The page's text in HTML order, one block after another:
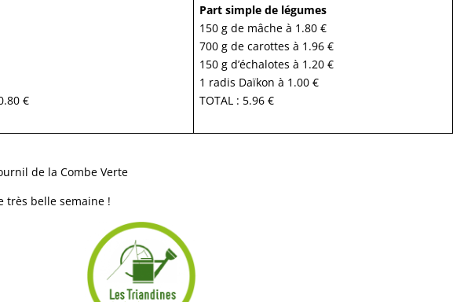
€
Part simple de légumes
150 g de mâche à 1.80 €
700 g de carottes à 1.96 €
150 g d’échalotes à 1.20 €
1 radis Daïkon à 1.00 €
TOTAL : 5.96 €
de la Combe Verte
très belle semaine !